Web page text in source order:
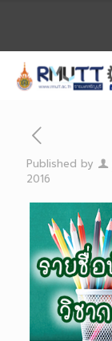
Published by
2016